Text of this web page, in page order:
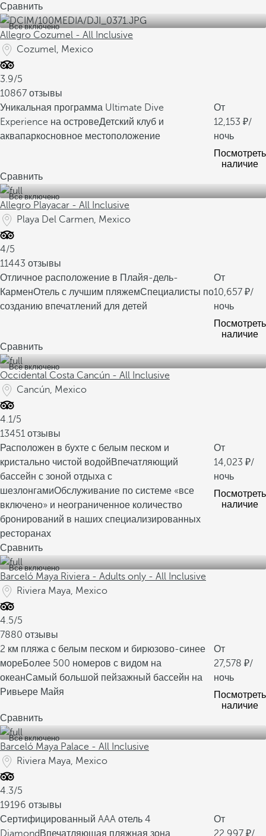
Сравнить
Все включено
Allegro Cozumel - All Inclusive
Cozumel, Mexico
3.9/5
10867 отзывы
Уникальная программа Ultimate Dive
Experience на островеДетский клуб и
аквапаркосновное местоположение
От
12,153
/
ночь
Посмотреть
наличие
Сравнить
Все включено
Allegro Playacar - All Inclusive
Playa Del Carmen, Mexico
4/5
11443 отзывы
Отличное расположение в Плайя-дель-
КарменОтель с лучшим пляжемСпециалисты по
созданию впечатлений для детей
От
10,657
/
ночь
Посмотреть
наличие
Сравнить
Все включено
Occidental Costa Cancún - All Inclusive
Cancún, Mexico
4.1/5
13451 отзывы
Расположен в бухте с белым песком и
кристально чистой водойВпечатляющий
бассейн с зоной отдыха с
шезлонгамиОбслуживание по системе «все
включено» и неограниченное количество
бронирований в наших специализированных
ресторанах
От
14,023
/
ночь
Посмотреть
наличие
Сравнить
Все включено
Barceló Maya Riviera - Adults only - All Inclusive
Riviera Maya, Mexico
4.5/5
7880 отзывы
2 км пляжа с белым песком и бирюзово-синее
мореБолее 500 номеров с видом на
океанСамый большой пейзажный бассейн на
Ривьере Майя
От
27,578
/
ночь
Посмотреть
наличие
Сравнить
Все включено
Barceló Maya Palace - All Inclusive
Riviera Maya, Mexico
4.3/5
19196 отзывы
Сертифицированный AAA отель 4
Diamond Впечатляющая пляжная зона
От
22,997
/